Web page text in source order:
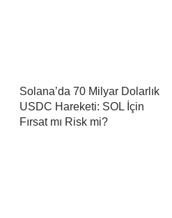
Solana’da 70 Milyar Dolarlık
USDC Hareketi: SOL İçin
Fırsat mı Risk mi?